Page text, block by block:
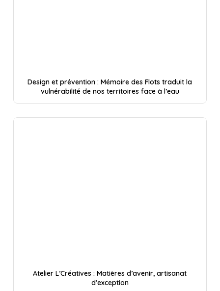
Design et prévention : Mémoire des Flots traduit la
vulnérabilité de nos territoires face à l’eau
Atelier L’Créatives : Matières d’avenir, artisanat
d’exception